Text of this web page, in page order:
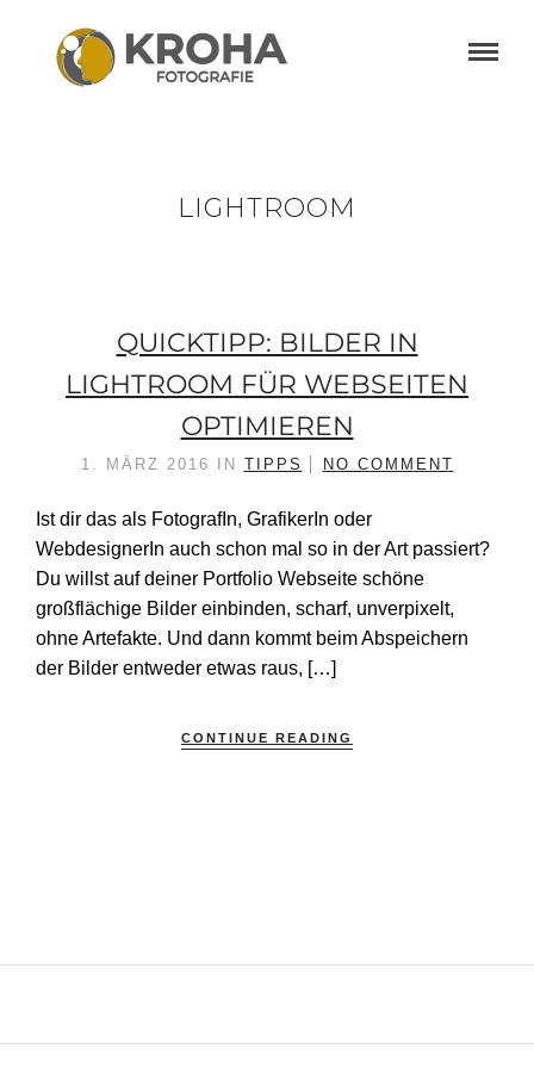
LIGHTROOM
QUICKTIPP: BILDER IN
LIGHTROOM FÜR WEBSEITEN
OPTIMIEREN
1. MÄRZ 2016 IN TIPPS NO COMMENT
Ist dir das als FotografIn, GrafikerIn oder
WebdesignerIn auch schon mal so in der Art passiert?
Du willst auf deiner Portfolio Webseite schöne
großflächige Bilder einbinden, scharf, unverpixelt,
ohne Artefakte. Und dann kommt beim Abspeichern
der Bilder entweder etwas raus, […]
CONTINUE READING